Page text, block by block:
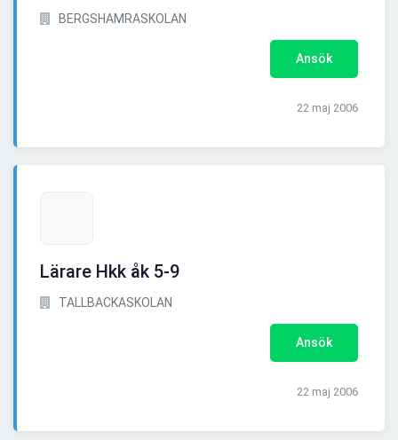
BERGSHAMRASKOLAN
Ansök
22 maj 2006
Lärare Hkk åk 5-9
TALLBACKASKOLAN
Ansök
22 maj 2006